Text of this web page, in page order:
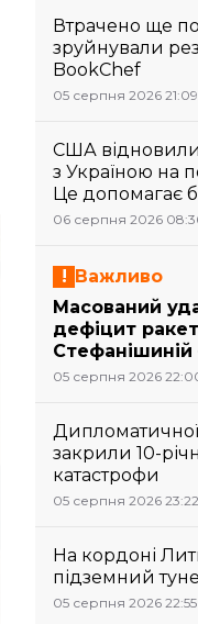
Втрачено ще
зруйнували
BookChef
05 серпня 2026 21:09
США
з Україною на
Це допомагає
06 серпня 2026
Важливо
Масований
дефіцит
05 серпня 2026
закрили 10-
катастрофи
05 серпня 2026 23:22
На кордоні
підземний
05 серпня 2026 22:55